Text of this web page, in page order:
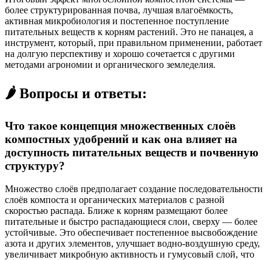
более структурированная почва, лучшая влагоёмкость,
активная микробиология и постепенное поступление
питательных веществ к корням растений. Это не панацея, а
инструмент, который, при правильном применении, работает
на долгую перспективу и хорошо сочетается с другими
методами агрономии и органического земледелия.
🌶️ Вопросы и ответы:
Что такое концепция множественных слоёв
компостных удобрений и как она влияет на
доступность питательных веществ и почвенную
структуру?
Множество слоёв предполагает создание последовательности
слоёв компоста и органических материалов с разной
скоростью распада. Ближе к корням размещают более
питательные и быстро распадающиеся слои, сверху — более
устойчивые. Это обеспечивает постепенное высвобождение
азота и других элементов, улучшает водно-воздушную среду,
увеличивает микробную активность и гумусовый слой, что